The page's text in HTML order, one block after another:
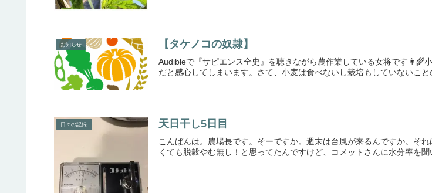
お知らせ 【タケノコの奴隷】
Audibleで『サピエンス全史』を聴きながら農作業している女将です
だと感心してしまいます。さて、小麦は食べないし栽培もしていないこ
日々の記録 天日干し5日目
こんばんは。農場長です。そーですか。週末は台風が来るんですか。そ
くても脱穀やむ無し！と思ってたんですけど、コメットさんに水分率を